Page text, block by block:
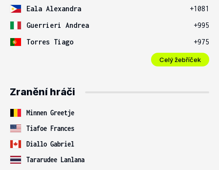
Eala Alexandra
+1081
Guerrieri Andrea
+995
Torres Tiago
+975
Celý žebříček
Zranění hráči
Minnen Greetje
Tiafoe Frances
Diallo Gabriel
Tararudee Lanlana